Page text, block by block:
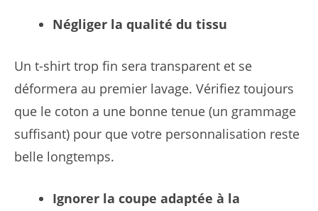
Négliger la qualité du tissu
Un t-shirt trop fin sera transparent et se
déformera au premier lavage. Vérifiez toujours
que le coton a une bonne tenue (un grammage
suffisant) pour que votre personnalisation reste
belle longtemps.
Ignorer la coupe adaptée à la